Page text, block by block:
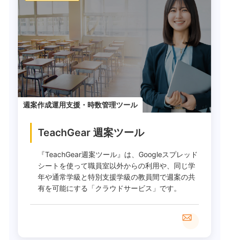
週案作成運用支援・時数管理ツール
TeachGear 週案ツール
『TeachGear週案ツール』は、Googleスプレッド
シートを使って職員室以外からの利用や、同じ学
年や通常学級と特別支援学級の教員間で週案の共
有を可能にする「クラウドサービス」です。